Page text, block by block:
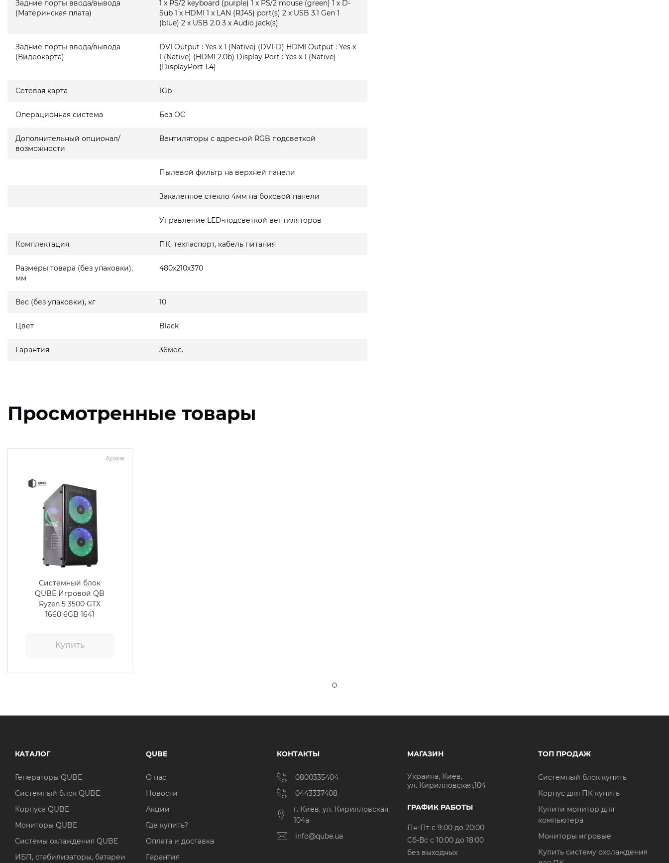
Задние порты ввода/вывода
(Материнская плата)
1 x PS/2 keyboard (purple) 1 x PS/2 mouse (green) 1 x D-
Sub 1 x HDMI 1 x LAN (RJ45) port(s) 2 x USB 3.1 Gen 1
(blue) 2 x USB 2.0 3 x Audio jack(s)
Задние порты ввода/вывода
(Видеокарта)
DVI Output : Yes x 1 (Native) (DVI-D) HDMI Output : Yes x
1 (Native) (HDMI 2.0b) Display Port : Yes x 1 (Native)
(DisplayPort 1.4)
Сетевая карта 1Gb
Операционная система Без ОС
Дополнительный опционал/
возможности
Вентиляторы с адресной RGB подсветкой
Пылевой фильтр на верхней панели
Закаленное стекло 4мм на боковой панели
Управление LED-подсветкой вентиляторов
Комплектация ПК, техпаспорт, кабель питания
Размеры товара (без упаковки),
мм
480x210x370
Вес (без упаковки), кг 10
Цвет Black
Гарантия 36мес.
Просмотренные товары
Архив
Системный блок
QUBE Игровой QB
Ryzen 5 3500 GTX
1660 6GB 1641
Купить
КАТАЛОГ
Генераторы QUBE
Системный блок QUBE
Корпуса QUBE
Мониторы QUBE
Системы охлаждения QUBE
ИБП, стабилизаторы, батареи
QUBE
О нас
Новости
Акции
Где купить?
Оплата и доставка
Гарантия
КОНТАКТЫ
0800335404
0443337408
г. Киев, ул. Кирилловская,
104а
info@qube.ua
МАГАЗИН
Украина, Киев,
ул. Кирилловская,104
ГРАФИК РАБОТЫ
Пн-Пт с 9:00 до 20:00
Cб-Вс с 10:00 до 18:00
без выходных
ТОП ПРОДАЖ
Системный блок купить
Корпус для ПК купить
Купити монитор для
компьютера
Мониторы игровые
Купить систему охолаждения